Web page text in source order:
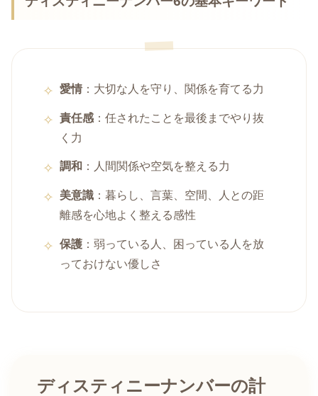
愛情 ：大切な人を守り、関係を育てる力
責任感 ：任されたことを最後までやり抜
く力
調和 ：人間関係や空気を整える力
美意識 ：暮らし、言葉、空間、人との距
離感を心地よく整える感性
保護 ：弱っている人、困っている人を放
っておけない優しさ
ディスティニーナンバーの計